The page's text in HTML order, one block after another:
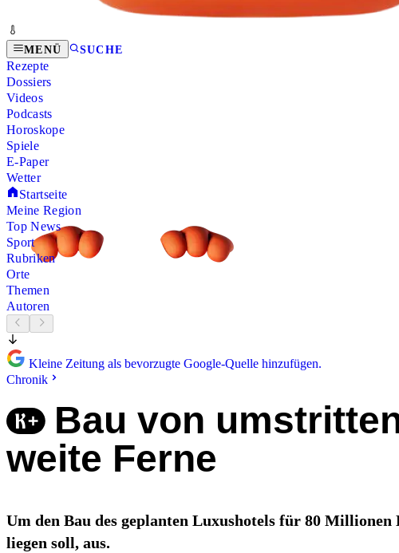
MENÜ SUCHE
Rezepte
Dossiers
Videos
Podcasts
Horoskope
Spiele
E-Paper
Wetter
Startseite
Meine Region
Top News
Sport
Rubriken
Orte
Themen
Autoren
Kleine Zeitung als bevorzugte Google-Quelle hinzufügen.
Chronik
Bau von
weite Ferne
Um den Bau des geplanten Luxushotels für 80
liegen soll, aus.